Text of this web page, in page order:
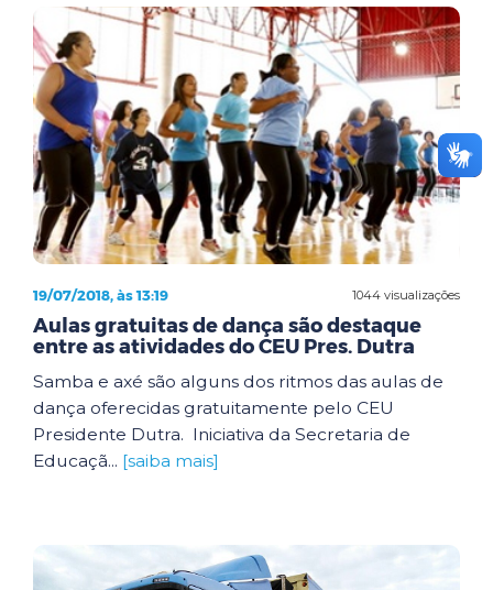
1044 visualizações
19/07/2018, às 13:19
Aulas gratuitas de dança são destaque
entre as atividades do CEU Pres. Dutra
Samba e axé são alguns dos ritmos das aulas de
dança oferecidas gratuitamente pelo CEU
Presidente Dutra. Iniciativa da Secretaria de
Educaçã... [saiba mais]